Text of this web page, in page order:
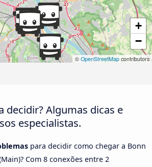
+
−
© OpenStreetMap contributors
decidir? Algumas dicas e
especialistas.
para decidir como chegar a Bonn
Com 8 conexões entre 2